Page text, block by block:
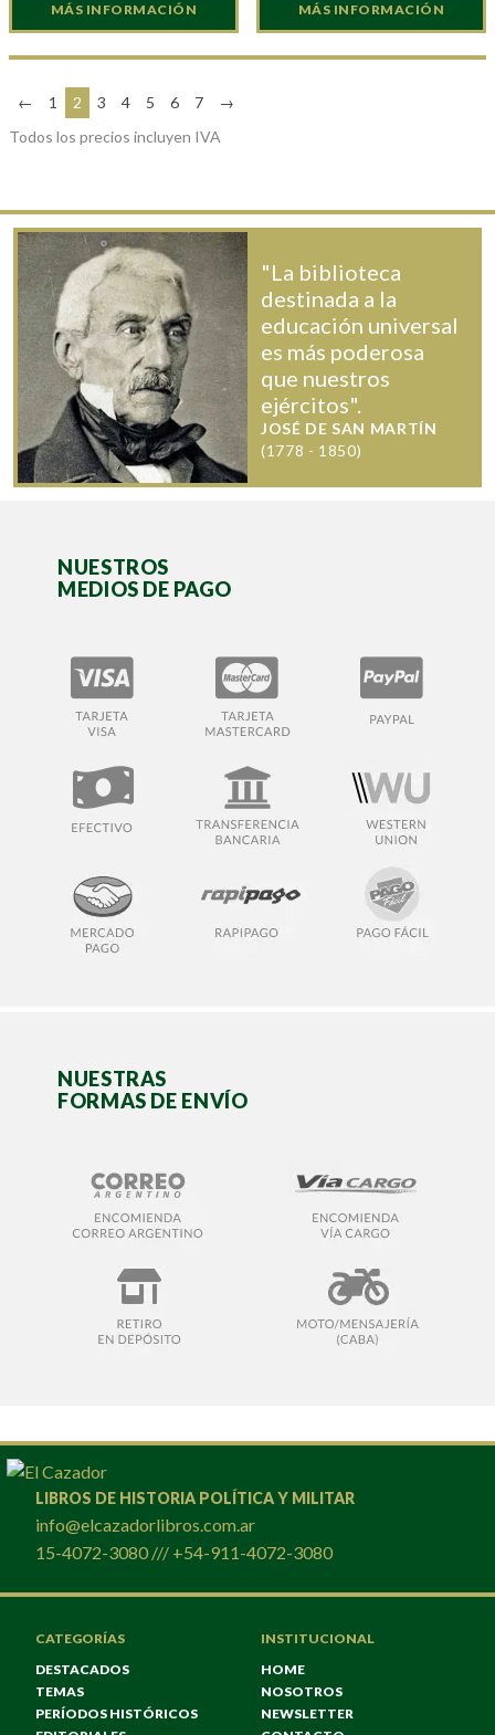
MÁS INFORMACIÓN MÁS INFORMACIÓN
← 1 2 3 4 5 6 7
→
Todos los precios incluyen IVA
"La biblioteca
destinada a la
educación universal
es más poderosa
que nuestros
ejércitos".
JOSÉ DE SAN MARTÍN
(1778 - 1850)
NUESTROS
MEDIOS DE PAGO
NUESTRAS
FORMAS DE ENVÍO
LIBROS DE HISTORIA POLÍTICA Y MILITAR
info@elcazadorlibros.com.ar
15-4072-3080 /// +54-911-4072-3080
CATEGORÍAS
DESTACADOS
TEMAS
PERÍODOS HISTÓRICOS
INSTITUCIONAL
HOME
NOSOTROS
NEWSLETTER